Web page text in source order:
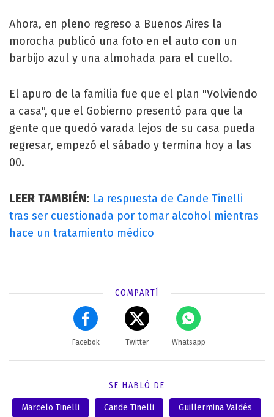
Ahora, en pleno regreso a Buenos Aires la
morocha publicó una foto en el auto con un
barbijo azul y una almohada para el cuello.
El apuro de la familia fue que el plan "Volviendo
a casa", que el Gobierno presentó para que la
gente que quedó varada lejos de su casa pueda
regresar, empezó el sábado y termina hoy a las
00.
LEER TAMBIÉN: La respuesta de Cande Tinelli
tras ser cuestionada por tomar alcohol mientras
hace un tratamiento médico
COMPARTÍ
Facebok Twitter Whatsapp
SE HABLÓ DE
Marcelo Tinelli Cande Tinelli Guillermina Valdés